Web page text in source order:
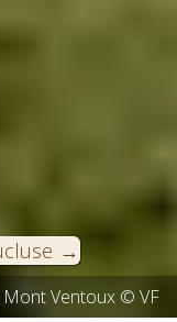
Mont Ventoux © VF